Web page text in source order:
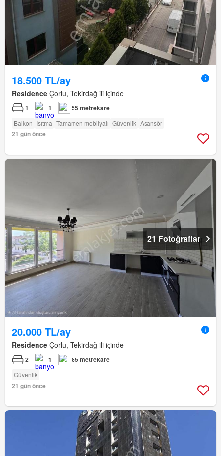
18.500 TL/ay
Residence Çorlu, Tekirdağ ili içinde
1 1 55 metrekare
Balkon Isıtma Tamamen mobilyalı Güvenlik Asansör
21 gün önce
21 Fotoğraflar
20.000 TL/ay
Residence Çorlu, Tekirdağ ili içinde
2 1 85 metrekare
Güvenlik
21 gün önce